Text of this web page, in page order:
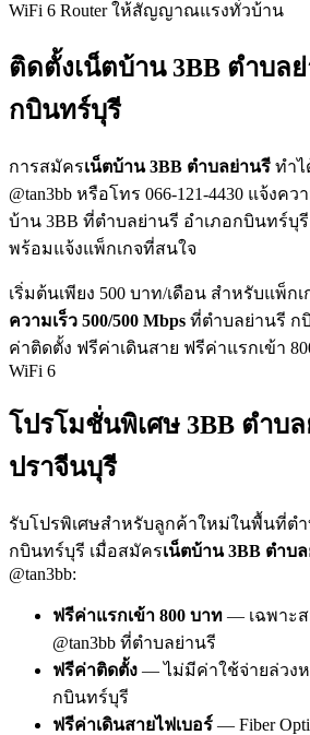
WiFi 6 Router ให้สัญญาณแรงทั่วบ้าน
ติดตั้งเน็ตบ้าน 3BB ตำบลย่
กบินทร์บุรี
การสมัครเน็ตบ้าน 3BB ตำบลย่านรี ทำไ
@tan3bb หรือโทร 066-121-4430 แจ้งค
บ้าน 3BB ที่ตำบลย่านรี อำเภอกบินทร์บุ
พร้อมแจ้งแพ็กเกจที่สนใจ
เริ่มต้นเพียง 500 บาท/เดือน สำหรับแพ็กเ
ความเร็ว 500/500 Mbps ที่ตำบลย่านรี ก
ค่าติดตั้ง ฟรีค่าเดินสาย ฟรีค่าแรกเข้า
WiFi 6
โปรโมชั่นพิเศษ 3BB ตำบ
ปราจีนบุรี
รับโปรพิเศษสำหรับลูกค้าใหม่ในพื้นที่ตำ
กบินทร์บุรี เมื่อสมัครเน็ตบ้าน 3BB ตำบ
@tan3bb:
ฟรีค่าแรกเข้า 800 บาท — เฉพาะ
@tan3bb ที่ตำบลย่านรี
ฟรีค่าติดตั้ง — ไม่มีค่าใช้จ่ายล่วง
กบินทร์บุรี
ฟรีค่าเดินสายไฟเบอร์ — Fiber